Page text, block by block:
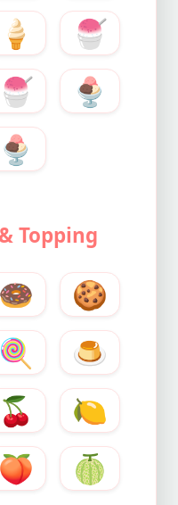
🍦
🍧
🍧
🍨
🍨
Topping
🍩
🍪
🍭
🍮
🍒
🍋
🍑 🍈